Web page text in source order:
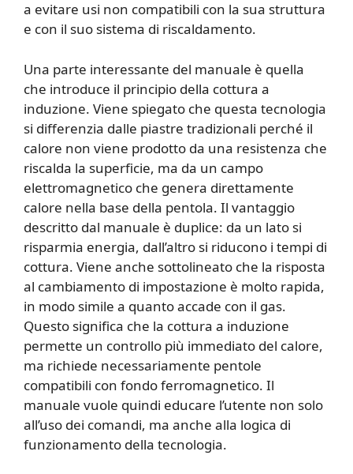
a evitare usi non compatibili con la sua struttura
e con il suo sistema di riscaldamento.
Una parte interessante del manuale è quella
che introduce il principio della cottura a
induzione. Viene spiegato che questa tecnologia
si differenzia dalle piastre tradizionali perché il
calore non viene prodotto da una resistenza che
riscalda la superficie, ma da un campo
elettromagnetico che genera direttamente
calore nella base della pentola. Il vantaggio
descritto dal manuale è duplice: da un lato si
risparmia energia, dall’altro si riducono i tempi di
cottura. Viene anche sottolineato che la risposta
al cambiamento di impostazione è molto rapida,
in modo simile a quanto accade con il gas.
Questo significa che la cottura a induzione
permette un controllo più immediato del calore,
ma richiede necessariamente pentole
compatibili con fondo ferromagnetico. Il
manuale vuole quindi educare l’utente non solo
all’uso dei comandi, ma anche alla logica di
funzionamento della tecnologia.